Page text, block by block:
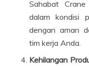
Sahabat
dalam kondisi
dengan aman
tim kerja Anda.
Kehilangan